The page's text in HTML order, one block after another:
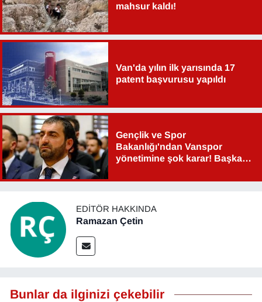
mahsur kaldı!
Van'da yılın ilk yarısında 17
patent başvurusu yapıldı
Gençlik ve Spor
Bakanlığı'ndan Vanspor
yönetimine şok karar! Başkan
EDITÖR HAKKINDA
Ramazan Çetin
Bunlar da ilginizi çekebilir
Turizm
VAN'DA SPOR
Vasıta
YAŞAM
YEREL